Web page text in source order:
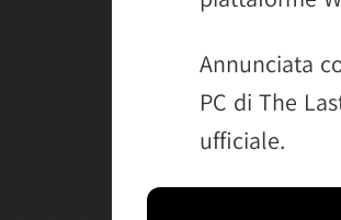
Annunciata
PC di The
ufficiale.